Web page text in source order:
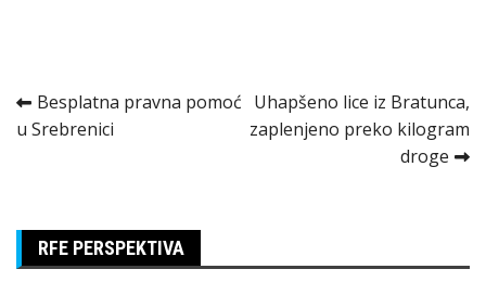
Kretanje
članka
Besplatna pravna pomoć
u Srebrenici
Uhapšeno lice iz Bratunca,
zaplenjeno preko kilogram
droge
RFE PERSPEKTIVA